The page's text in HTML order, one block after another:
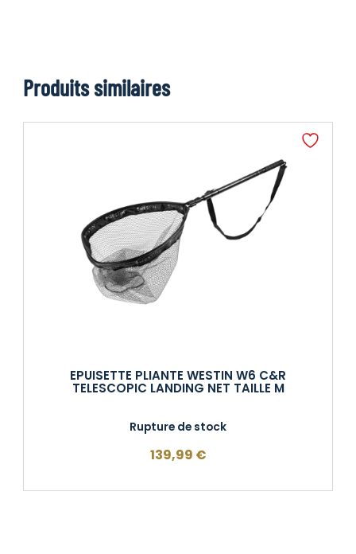
Produits similaires
EPUISETTE PLIANTE WESTIN W6 C&R
TELESCOPIC LANDING NET TAILLE M
Rupture de stock
139,99 €